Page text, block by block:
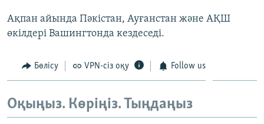
Басқа тілдерде
Ақпан айында Пәкістан, Ауғанстан және АҚШ
өкілдері Вашингтонда кездеседі.
Бөлісу VPN-сіз оқу Follow us
Оқыңыз. Көріңіз. Тыңдаңыз